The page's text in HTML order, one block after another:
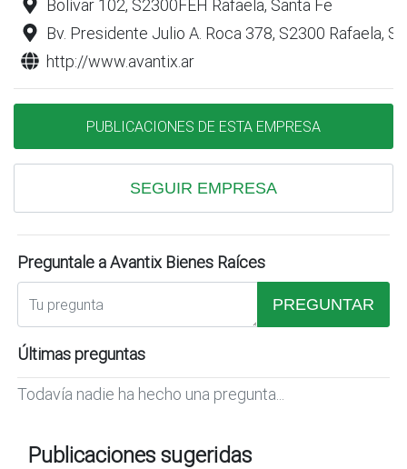
Bolívar 102, S2300FEH Rafaela, Santa Fe
Bv. Presidente Julio A. Roca 378, S2300 Rafaela,
http://www.avantix.ar
PUBLICACIONES DE ESTA EMPRESA
SEGUIR EMPRESA
Preguntale a Avantix Bienes Raíces
PREGUNTAR
Últimas preguntas
Todavía nadie ha hecho una pregunta...
Publicaciones sugeridas